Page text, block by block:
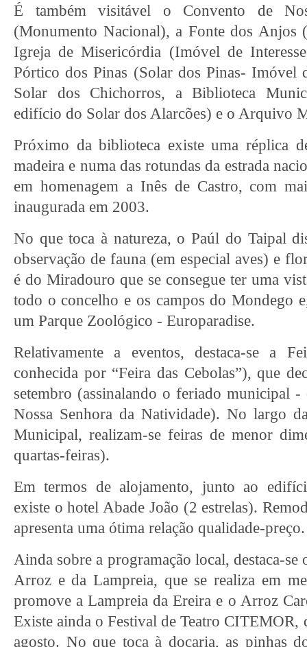
É também visitável o Convento de
(Monumento Nacional), a Fonte dos Anjos
Igreja de Misericórdia (Imóvel de
Pórtico dos Pinas (Solar dos Pinas- Imóvel
Solar dos Chichorros, a Biblioteca
edifício do Solar dos Alarcões) e o Arquivo
Próximo da biblioteca existe uma réplica
madeira e numa das rotundas da estrada
em homenagem a Inês de Castro, com
inaugurada em 2003.
No que toca à natureza, o Paúl do Taipal
observação de fauna (em especial aves) e
é do Miradouro que se consegue ter uma
todo o concelho e os campos do Mondego
um Parque Zoológico - Europaradise.
Relativamente a eventos, destaca-se a
conhecida por “Feira das Cebolas”), que
setembro (assinalando o feriado municipal
Nossa Senhora da Natividade). No largo
Municipal, realizam-se feiras de menor
quartas-feiras).
Em termos de alojamento, junto ao
existe o hotel Abade João (2 estrelas).
apresenta uma ótima relação qualidade-preço.
Ainda sobre a programação local, destaca-
Arroz e da Lampreia, que se realiza em
promove a Lampreia da Ereira e o Arroz
Existe ainda o Festival de Teatro CITEMOR,
agosto. No que toca à doçaria, as pinhas